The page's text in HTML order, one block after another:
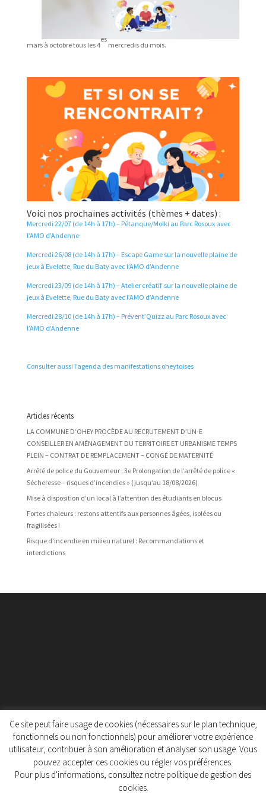
mars à octobre tous les 4
es
mercredis du mois.
Voici nos prochaines activités (thèmes + dates) :
Mercredi 22/07 (de 14h à 17h) – Pétanque/Molki au Parc Rosoux avec
l’AMO d’Andenne
Mercredi 26/08 (de 14h à 17h) – Escape Game sur la nouvelle plaine de
jeux à Evelette, Rue du Baty avec l’AMO d’Andenne
Mercredi 23/09 (de 14h à 17h) – Atelier créatif sur la nouvelle plaine de
jeux à Evelette, Rue du Baty avec l’AMO d’Andenne
Mercredi 28/10 (de 14h à 17h) – Prévent’Quizz au Parc Rosoux avec
l’AMO d’Andenne
Consulter aussi l’agenda des manifestations oheytoises
Articles récents
LA COMMUNE D’OHEY PROCÈDE AU RECRUTEMENT D’UN-E
CONSEILLER EN AMÉNAGEMENT DU TERRITOIRE ET URBANISME TEMPS
PLEIN – CONTRAT DE REMPLACEMENT – CONGÉ DE MATERNITÉ
Arrêté de police du Gouverneur : 3e Prolongation de l’arrêté de police «
Sécheresse – risques d’incendies » (jusqu’au 18/08/2026)
Mise à disposition d’un local à l’attention des étudiants en blocus
Fortes chaleurs : restons attentifs aux personnes âgées, isolées ou
fragilisées !
Risque d’incendie en milieu naturel : Recommandations et
interdictions
Protection des données personnelles
Politique de gestion des cookies
Ce site peut faire usage de cookies (nécessaires sur le plan technique,
fonctionnels ou non fonctionnels) pour améliorer votre expérience
utilisateur, contribuer à son amélioration et analyser son usage. Vous
pouvez accepter ces cookies ou régler vos préférences.
Pour plus d'informations, consultez notre politique de gestion des
cookies.